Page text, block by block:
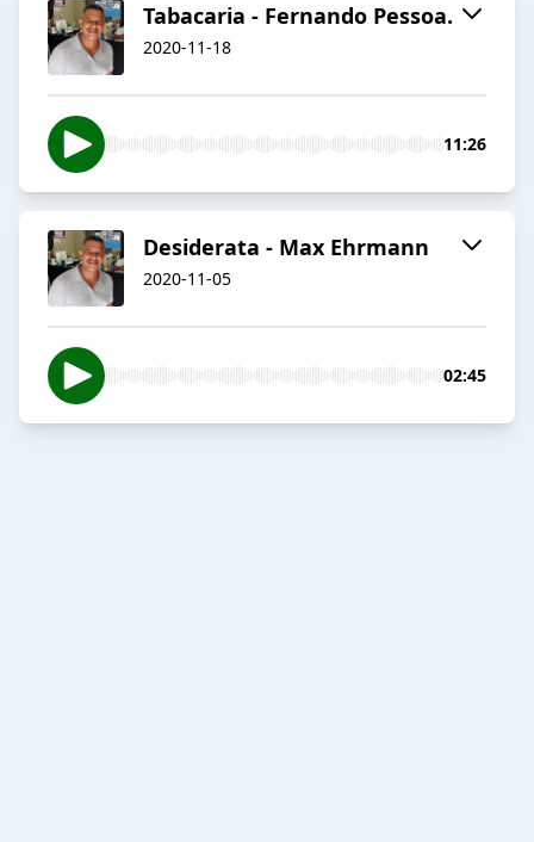
Tabacaria - Fernando Pessoa.
2020-11-18
11:26
Desiderata - Max Ehrmann
2020-11-05
02:45